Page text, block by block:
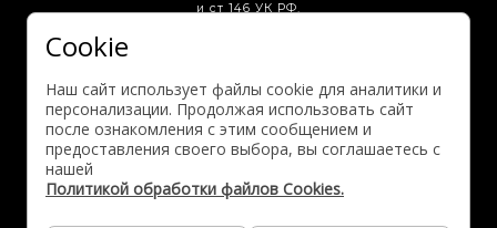
и ст 146 УК РФ.
Партнёрам
Выгодные предложения
Активация гарантии
Cookie
Наш сайт использует файлы cookie для аналитики и
персонализации. Продолжая использовать сайт
после ознакомления с этим сообщением и
предоставления своего выбора, вы соглашаетесь с
нашей
Политикой обработки файлов Cookies.